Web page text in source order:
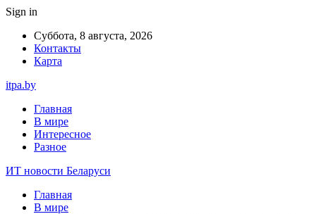
Sign in
Суббота, 8 августа, 2026
Контакты
Карта
itpa.by
Главная
В мире
Интересное
Разное
ИТ новости Беларуси
Главная
В мире